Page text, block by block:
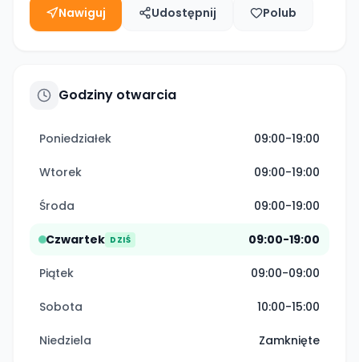
Nawiguj Udostępnij Polub
Godziny otwarcia
Poniedziałek 09:00-19:00
Wtorek 09:00-19:00
Środa 09:00-19:00
Czwartek DZIŚ 09:00-19:00
Piątek 09:00-09:00
Sobota 10:00-15:00
Niedziela Zamknięte